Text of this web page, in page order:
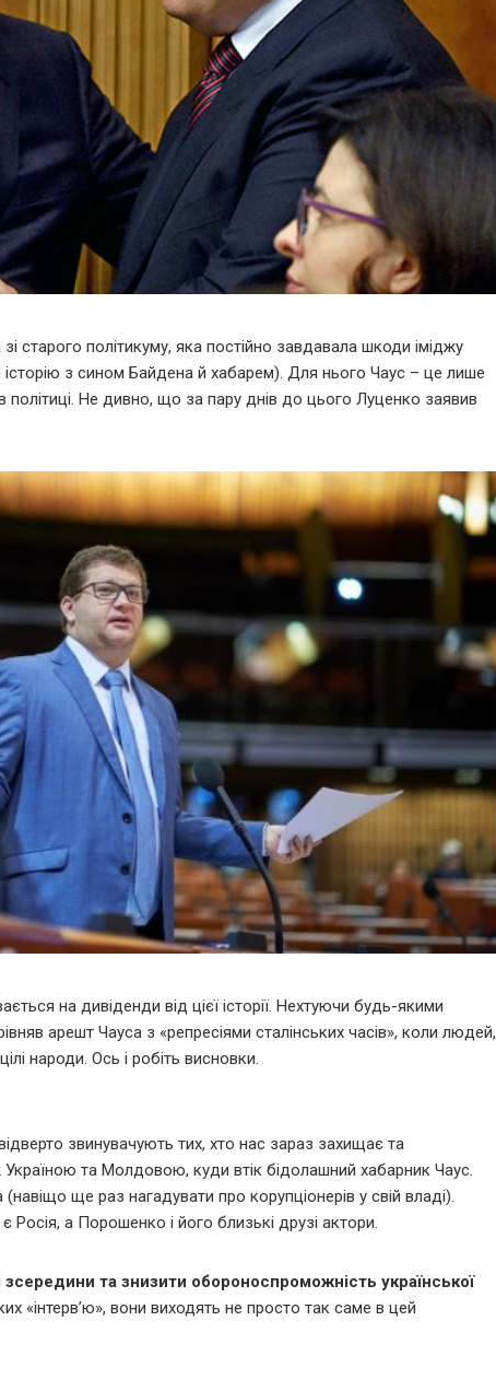
старого політикуму, яка постійно завдавала шкоди іміджу
історію з сином Байдена й хабарем). Для нього Чаус – це лише
Не дивно, що за пару днів до цього Луценко заявив
на дивіденди від цієї історії. Нехтуючи будь-якими
арешт Чауса з «репресіями сталінських часів», коли людей,
народи. Ось і робіть висновки.
звинувачують тих, хто нас зараз захищає та
та Молдовою, куди втік бідолашний хабарник Чаус.
ще раз нагадувати про корупціонерів у свій владі).
а Порошенко і його близькі друзі актори.
зсередини та знизити обороноспроможність української
«інтерв’ю», вони виходять не просто так саме в цей